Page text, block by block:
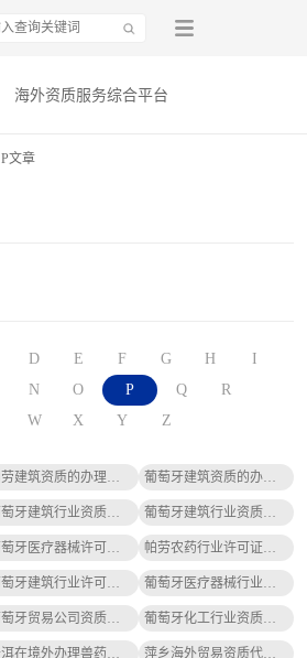
海外资质服务综合平台
P文章
D E F G H
I
N O P Q
R
W X Y Z
帕劳建筑资质的办理流程是什么？ 葡萄牙建筑资质的办理流程是什么？
葡萄牙建筑行业资质怎么办理？ 葡萄牙建筑行业资质如何办理？
葡萄牙医疗器械许可证办理需要多少钱呢 帕劳农药行业许可证代理公司哪家好
葡萄牙建筑行业许可证代办机构怎么选 葡萄牙医疗器械行业资质办理代办机构推荐
葡萄牙贸易公司资质办理的步骤是什么 葡萄牙化工行业资质办理应该注意哪些问题
普洱在境外办理兽药资质的流程有哪些 萍乡海外贸易资质代办的需要多钱？